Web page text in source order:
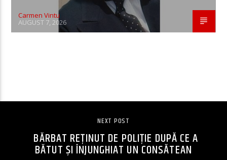
Carmen Vintu
AUGUST 7, 2026
NEXT POST
BĂRBAT REȚINUT DE POLIȚIE DUPĂ CE A
BĂTUT ȘI ÎNJUNGHIAT UN CONSĂTEAN